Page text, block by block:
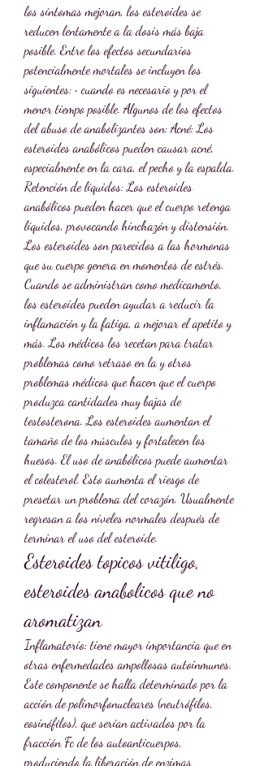
los síntomas mejoran, los esteroides se
reducen lentamente a la dosis más baja
posible. Entre los efectos secundarios
potencialmente mortales se incluyen los
siguientes: • cuando es necesario y por el
menor tiempo posible. Algunos de los efectos
del abuso de anabolizantes son: Acné: Los
esteroides anabólicos pueden causar acné,
especialmente en la cara, el pecho y la espalda.
Retención de líquidos: Los esteroides
anabólicos pueden hacer que el cuerpo retenga
líquidos, provocando hinchazón y distensión.
Los esteroides son parecidos a las hormonas
que su cuerpo genera en momentos de estrés.
Cuando se administran como medicamento,
los esteroides pueden ayudar a reducir la
inflamación y la fatiga, a mejorar el apetito y
más. Los médicos los recetan para tratar
problemas como retraso en la y otros
problemas médicos que hacen que el cuerpo
produzca cantidades muy bajas de
testosterona. Los esteroides aumentan el
tamaño de los músculos y fortalecen los
huesos. El uso de anabólicos puede aumentar
el colesterol. Esto aumenta el riesgo de
presetar un problema del corazón. Usualmente
regresan a los niveles normales después de
terminar el uso del esteroide.
Esteroides topicos vitiligo,
esteroides anabolicos que no
aromatizan
Inflamatorio: tiene mayor importancia que en
otras enfermedades ampollosas autoinmunes.
Este componente se halla determinado por la
acción de polimorfonucleares (neutrófilos,
eosinófilos), que serían activados por la
fracción Fc de los autoanticuerpos,
produciendo la liberación de enzimas